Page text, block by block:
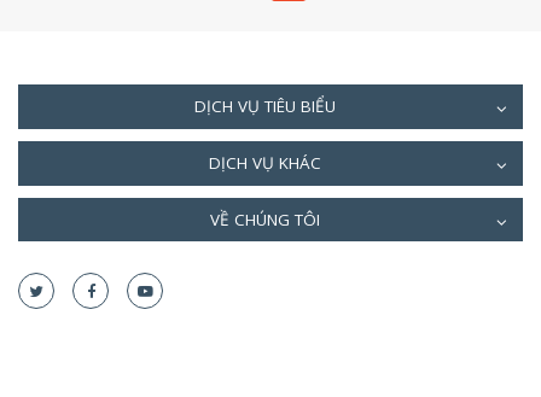
DỊCH VỤ TIÊU BIỂU
DỊCH VỤ KHÁC
VỀ CHÚNG TÔI